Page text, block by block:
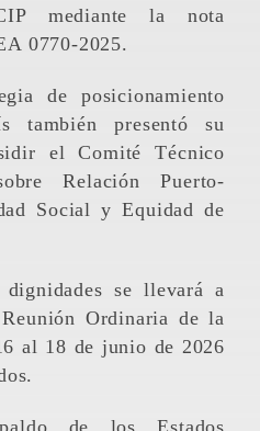
mediante la nota
0770-2025.
también presentó su
el Comité Técnico
Relación Puerto-
Social y Equidad de
Ordinaria de la
al 18 de junio de 2026